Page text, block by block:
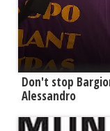
Don't stop
Alessandro